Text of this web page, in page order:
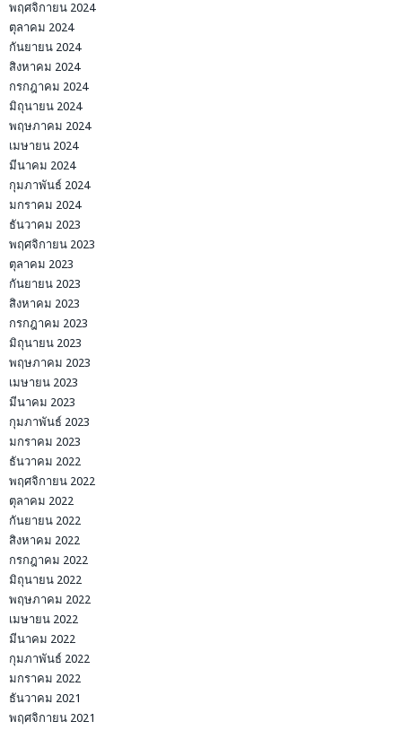
พฤศจิกายน 2024
ตุลาคม 2024
กันยายน 2024
สิงหาคม 2024
กรกฎาคม 2024
มิถุนายน 2024
พฤษภาคม 2024
เมษายน 2024
มีนาคม 2024
กุมภาพันธ์ 2024
มกราคม 2024
ธันวาคม 2023
พฤศจิกายน 2023
ตุลาคม 2023
กันยายน 2023
สิงหาคม 2023
กรกฎาคม 2023
มิถุนายน 2023
พฤษภาคม 2023
เมษายน 2023
มีนาคม 2023
กุมภาพันธ์ 2023
มกราคม 2023
ธันวาคม 2022
พฤศจิกายน 2022
ตุลาคม 2022
กันยายน 2022
สิงหาคม 2022
กรกฎาคม 2022
มิถุนายน 2022
พฤษภาคม 2022
เมษายน 2022
มีนาคม 2022
กุมภาพันธ์ 2022
มกราคม 2022
ธันวาคม 2021
พฤศจิกายน 2021